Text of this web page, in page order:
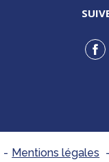
- Mentions légales -